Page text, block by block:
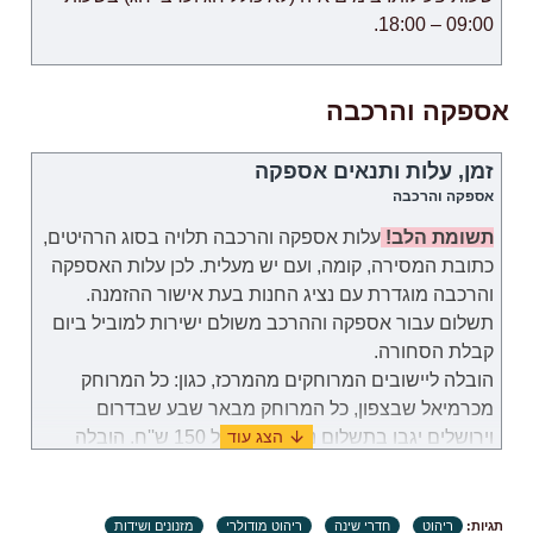
09:00 – 18:00.
אספקה והרכבה
זמן, עלות ותנאים אספקה
אספקה והרכבה
תשומת הלב! עלות אספקה והרכבה תלויה בסוג הרהיטים,
כתובת המסירה, קומה, ועם יש מעלית. לכן עלות האספקה
והרכבה מוגדרת עם נציג החנות בעת אישור ההזמנה.
תשלום עבור אספקה וההרכב משולם ישירות למוביל ביום
קבלת הסחורה.
הובלה ליישובים המרוחקים מהמרכז, כגון: כל המרוחק
מכרמיאל שבצפון, כל המרוחק מבאר שבע שבדרום
וירושלים יגבו בתשלום נוסף בסך של 150 ש''ח. הובלה
במקרה שבו תידרשנה שימוש במנוף לצורך להובלת
תגיות: ריהוט חדרי שינה ריהוט מודולרי
מזנונים ושידות